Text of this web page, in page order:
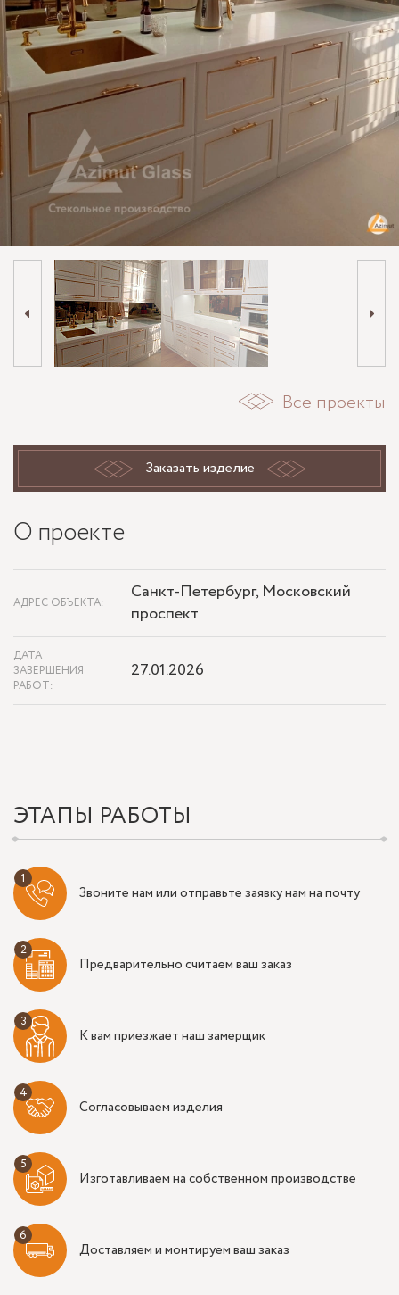
Все проекты
Заказать изделие
О проекте
АДРЕС ОБЪЕКТА:
Санкт-Петербург, Московский
проспект
ДАТА
ЗАВЕРШЕНИЯ
РАБОТ:
27.01.2026
ЭТАПЫ РАБОТЫ
Звоните нам или отправьте заявку нам на почту
Предварительно считаем ваш заказ
К вам приезжает наш замерщик
Согласовываем изделия
Изготавливаем на собственном производстве
Доставляем и монтируем ваш заказ